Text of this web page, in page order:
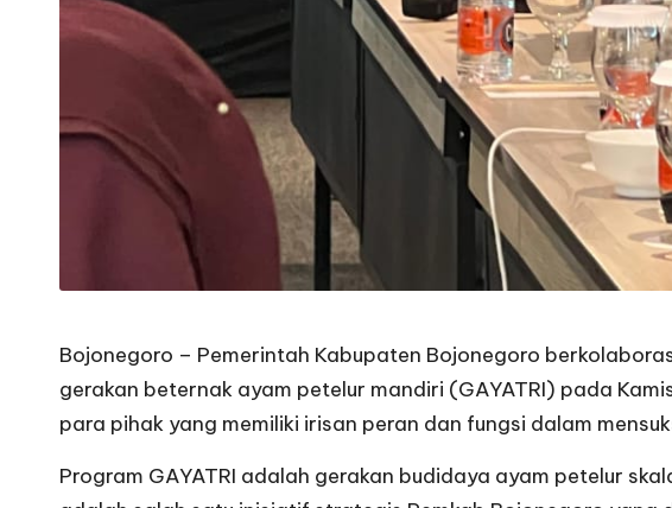
Bojonegoro – Pemerintah Kabupaten Bojonegoro
gerakan beternak ayam petelur mandiri (GAYATRI) pada
para pihak yang memiliki irisan peran dan fungsi dalam
Program GAYATRI adalah gerakan budidaya ayam petelur